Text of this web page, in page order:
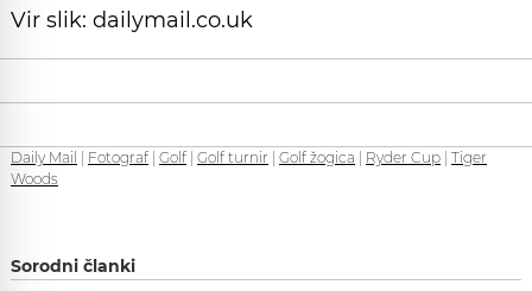
Vir slik: dailymail.co.uk
Daily Mail Fotograf Golf Golf turnir Golf žogica Ryder Cup Tiger
Woods
Sorodni članki